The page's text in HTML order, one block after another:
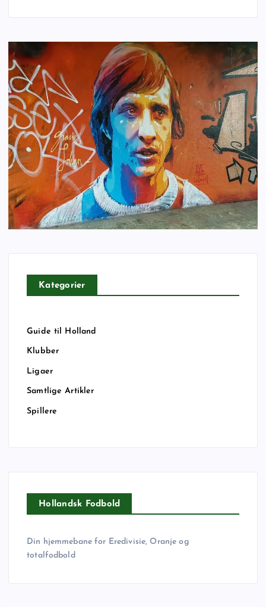
Kategorier
Guide til Holland
Klubber
Ligaer
Samtlige Artikler
Spillere
Hollandsk Fodbold
Din hjemmebane for Eredivisie, Oranje og
totalfodbold